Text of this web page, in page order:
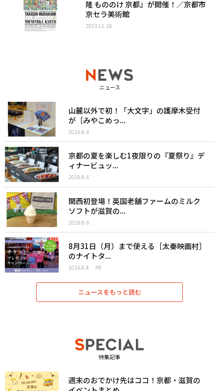
隆 もののけ 京都』が開催！／京都市
京セラ美術館
2023.11.18
ニュース
山麓以外で初！「大文字」の護摩木受付
が［みやこめっ...
2026.8.6
京都の夏を楽しむ1夜限りの『夏祭り』デ
ィナービュッ...
2026.8.6
関西初登場！英国老舗ファームのミルク
ソフトが滋賀の...
2026.8.6
8月31日（月）まで使える［太秦映画村］
のナイトタ...
2026.8.4 PR
ニュースをもっと読む
特集記事
週末のおでかけ先はココ！京都・滋賀の